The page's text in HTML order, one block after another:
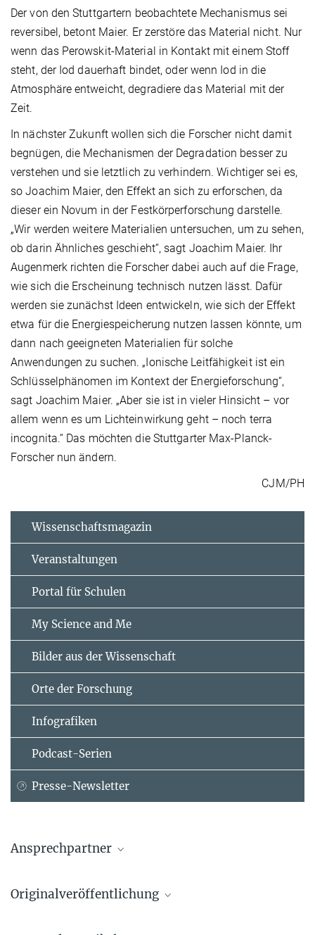
Der von den Stuttgartern beobachtete Mechanismus sei
reversibel, betont Maier. Er zerstöre das Material nicht. Nur
wenn das Perowskit-Material in Kontakt mit einem Stoff
steht, der Iod dauerhaft bindet, oder wenn Iod in die
Atmosphäre entweicht, degradiere das Material mit der
Zeit.
In nächster Zukunft wollen sich die Forscher nicht damit
begnügen, die Mechanismen der Degradation besser zu
verstehen und sie letztlich zu verhindern. Wichtiger sei es,
so Joachim Maier, den Effekt an sich zu erforschen, da
dieser ein Novum in der Festkörperforschung darstelle.
„Wir werden weitere Materialien untersuchen, um zu sehen,
ob darin Ähnliches geschieht“, sagt Joachim Maier. Ihr
Augenmerk richten die Forscher dabei auch auf die Frage,
wie sich die Erscheinung technisch nutzen lässt. Dafür
werden sie zunächst Ideen entwickeln, wie sich der Effekt
etwa für die Energiespeicherung nutzen lassen könnte, um
dann nach geeigneten Materialien für solche
Anwendungen zu suchen. „Ionische Leitfähigkeit ist ein
Schlüsselphänomen im Kontext der Energieforschung“,
sagt Joachim Maier. „Aber sie ist in vieler Hinsicht – vor
allem wenn es um Lichteinwirkung geht – noch terra
incognita.“ Das möchten die Stuttgarter Max-Planck-
Forscher nun ändern.
CJM/PH
Wissenschaftsmagazin
Veranstaltungen
Portal für Schulen
My Science and Me
Bilder aus der Wissenschaft
Orte der Forschung
Infografiken
Podcast-Serien
Presse-Newsletter
Ansprechpartner
Max-Planck-Institut für Festkörperforschung, Stuttgart
Originalveröffentlichung